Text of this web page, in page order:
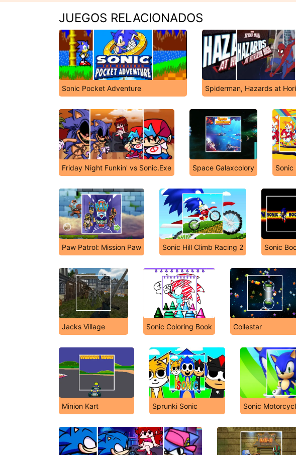
JUEGOS RELACIONADOS
Sonic Pocket Adventure Spiderman, Hazards at
Friday Night Funkin' vs Sonic.Exe Space Galaxcolory Sonic
Paw Patrol: Mission Paw Sonic Hill Climb Racing 2 Sonic
Jacks Village Sonic Coloring Book Collestar
Minion Kart Sprunki Sonic Sonic